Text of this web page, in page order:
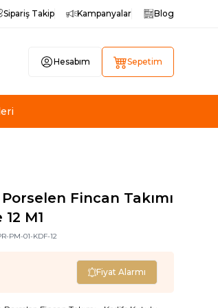
Sipariş Takip Kampanyalar Blog
Hesabım Sepetim
Fincan Takımı
M1
PM-01-KDF-12
Fiyat Alarmı